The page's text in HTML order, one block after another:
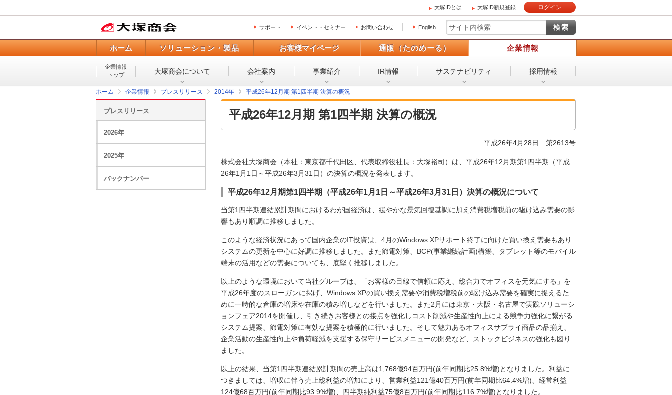
大塚IDとは 大塚ID新規登録 ログイン
サポート イベント・セミナー お問い合わせ English
ホーム ソリューション・製品 お客様マイページ 通販（たのめーる） 企業情報
企業情報
トップ
大塚商会について 会社案内 事業紹介 IR情報 サステナビリティ 採用情報
ホーム 企業情報 プレスリリース 2014年 平成26年12月期 第1四半期 決算の概況
平成26年12月期 第1四半期 決算の概況
平成26年4月28日 第2613号
株式会社大塚商会（本社：東京都千代田区、代表取締役社長：大塚裕司）は、平成26年12月期第1四半期（平成
26年1月1日～平成26年3月31日）の決算の概況を発表します。
平成26年12月期第1四半期（平成26年1月1日～平成26年3月31日）決算の概況について
当第1四半期連結累計期間におけるわが国経済は、緩やかな景気回復基調に加え消費税増税前の駆け込み需要の影
響もあり順調に推移しました。
このような経済状況にあって国内企業のIT投資は、4月のWindows XPサポート終了に向けた買い換え需要もあり
システムの更新を中心に好調に推移しました。また節電対策、BCP(事業継続計画)構築、タブレット等のモバイル
端末の活用などの需要についても、底堅く推移しました。
以上のような環境において当社グループは、「お客様の目線で信頼に応え、総合力でオフィスを元気にする」を
平成26年度のスローガンに掲げ、Windows XPの買い換え需要や消費税増税前の駆け込み需要を確実に捉えるた
めに一時的な倉庫の増床や在庫の積み増しなどを行いました。また2月には東京・大阪・名古屋で実践ソリューシ
ョンフェア2014を開催し、引き続きお客様との接点を強化しコスト削減や生産性向上による競争力強化に繋がる
システム提案、節電対策に有効な提案を積極的に行いました。そして魅力あるオフィスサプライ商品の品揃え、
企業活動の生産性向上や負荷軽減を支援する保守サービスメニューの開発など、ストックビジネスの強化も図り
ました。
以上の結果、当第1四半期連結累計期間の売上高は1,768億94百万円(前年同期比25.8%増)となりました。利益に
つきましては、増収に伴う売上総利益の増加により、営業利益121億40百万円(前年同期比64.4%増)、経常利益
124億68百万円(前年同期比93.9%増)、四半期純利益75億8百万円(前年同期比116.7%増)となりました。
プレスリリース
2026年
2025年
バックナンバー